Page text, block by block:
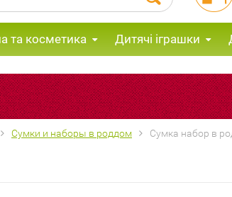
та косметика Дитячі іграшки
Сумки и наборы в роддом Сумка набор в